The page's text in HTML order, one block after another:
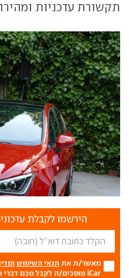
תקשורת עדכניות
הירשמו לקבלת
מאשר/ת את תנאי השימוש
iCar ומסכים/ה לקבל מכם דברי פרסום.